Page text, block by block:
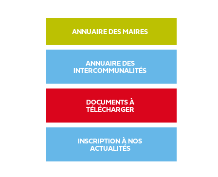
ANNUAIRE DES MAIRES
ANNUAIRE DES
INTERCOMMUNALITÉS
DOCUMENTS À
TÉLÉCHARGER
INSCRIPTION À NOS
ACTUALITÉS